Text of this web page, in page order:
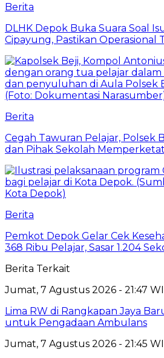
Berita
DLHK Depok Buka Suara Soal
Cipayung, Pastikan Operasional
Berita
Cegah Tawuran Pelajar, Polsek
dan Pihak Sekolah
Berita
Pemkot Depok Gelar Cek
368 Ribu Pelajar, Sasar 1.204
Berita Terkait
Jumat, 7 Agustus 2026 - 21:47
Lima RW di Rangkapan Jaya
untuk Pengadaan Ambulans
Jumat, 7 Agustus 2026 - 21:45